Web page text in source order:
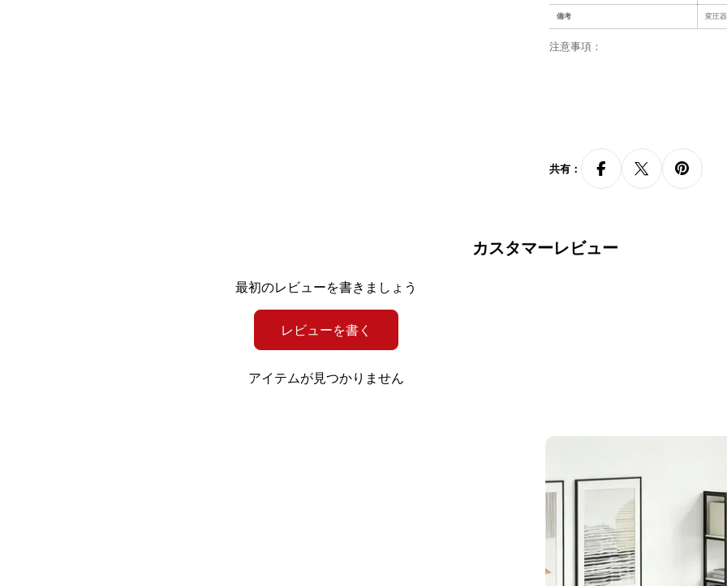
備考 変圧
注意事項：
・天然素材のため、色、表面の質感
ません。消耗による変化は製品の欠
・撮影時の光線や画面の解像度の違
イト上の写真は説明のみを目的とし
厳選されたメラミン
そのねじれにくい強
長らくご愛用いただ
共有：
カスタマーレビュー
最初のレビューを書きましょう
レビューを書く
アイテムが見つかりません